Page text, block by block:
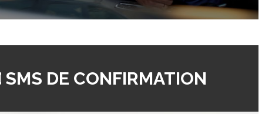
SMS DE CONFIRMATION